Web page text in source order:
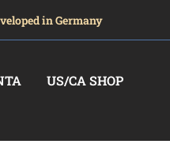
in Germany
US/CA SHOP